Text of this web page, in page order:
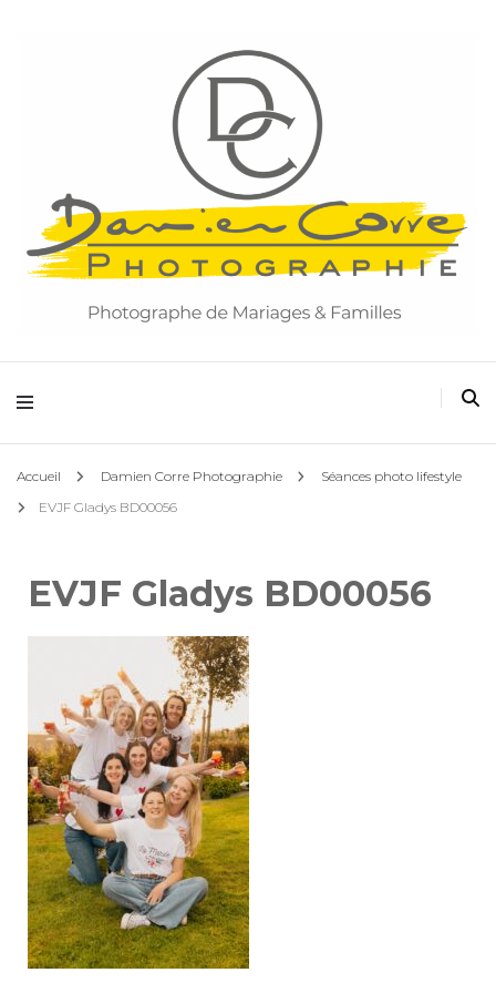
Accueil Damien Corre Photographie
Séances photo lifestyle
EVJF Gladys BD00056
EVJF Gladys BD00056